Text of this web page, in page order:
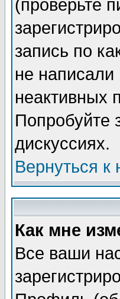
(проверьте
запись по
не
неактивных
Попробуйте
дискуссиях.
Вернуться к
Как мне
Все ваши